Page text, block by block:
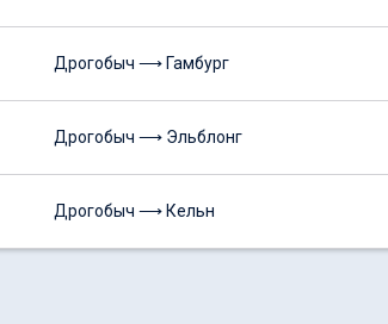
Дрогобыч ⟶ Гамбург
Дрогобыч ⟶ Эльблонг
Дрогобыч ⟶ Кельн